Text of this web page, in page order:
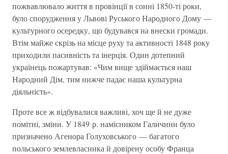
пожвавлювало життя в провінції в сонні 1850-ті роки,
було спорудження у Львові Руського Народного Дому —
культурного осередку, що будувався на внески громади.
Втім майже скрізь на місце руху та активності 1848 року
приходили пасивність та інерція. Один дотепний
українець пожартував: «Чим вище здіймається наш
Народний Дім, тим нижче падає наша культурна
діяльність».
Проте все ж відбувалися важливі, хоч ще й не дуже
помітні, зміни. У 1849 р. намісником Галичини було
призначено Агенора Голуховського — багатого
польського землевласника й довірену особу Франца